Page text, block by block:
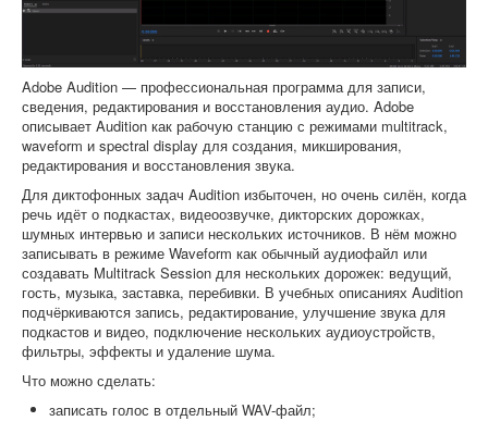
Adobe Audition — профессиональная программа для записи,
сведения, редактирования и восстановления аудио. Adobe
описывает Audition как рабочую станцию с режимами multitrack,
waveform и spectral display для создания, микширования,
редактирования и восстановления звука.
Для диктофонных задач Audition избыточен, но очень силён, когда
речь идёт о подкастах, видеоозвучке, дикторских дорожках,
шумных интервью и записи нескольких источников. В нём можно
записывать в режиме Waveform как обычный аудиофайл или
создавать Multitrack Session для нескольких дорожек: ведущий,
гость, музыка, заставка, перебивки. В учебных описаниях Audition
подчёркиваются запись, редактирование, улучшение звука для
подкастов и видео, подключение нескольких аудиоустройств,
фильтры, эффекты и удаление шума.
Что можно сделать:
записать голос в отдельный WAV-файл;